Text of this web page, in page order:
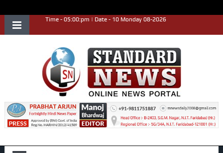
Time - 05:00:pm | Date - 10 Monday 08-2026